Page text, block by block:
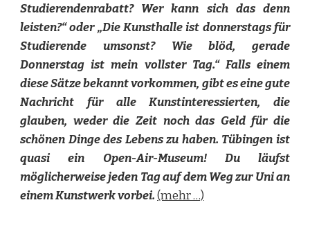
Studierendenrabatt? Wer kann sich das denn
leisten?“ oder „Die Kunsthalle ist donnerstags für
Studierende umsonst? Wie blöd, gerade
Donnerstag ist mein vollster Tag.“ Falls einem
diese Sätze bekannt vorkommen, gibt es eine gute
Nachricht für alle Kunstinteressierten, die
glauben, weder die Zeit noch das Geld für die
schönen Dinge des Lebens zu haben. Tübingen ist
quasi ein Open-Air-Museum! Du läufst
möglicherweise jeden Tag auf dem Weg zur Uni an
einem Kunstwerk vorbei.(mehr …)